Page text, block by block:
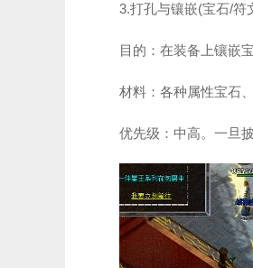
3.打孔与镶嵌(宝石/符
目的：在装备上镶嵌
材料：各种属性宝石
优先级：中高。一旦